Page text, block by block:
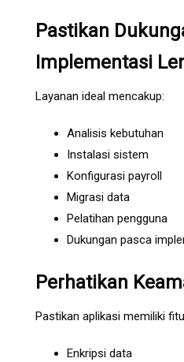
Pastikan
Implementasi
Layanan ideal mencakup:
Analisis kebutuhan
Instalasi sistem
Konfigurasi payroll
Migrasi data
Pelatihan pengguna
Dukungan pasca
Perhatikan
Pastikan aplikasi memiliki
Enkripsi data